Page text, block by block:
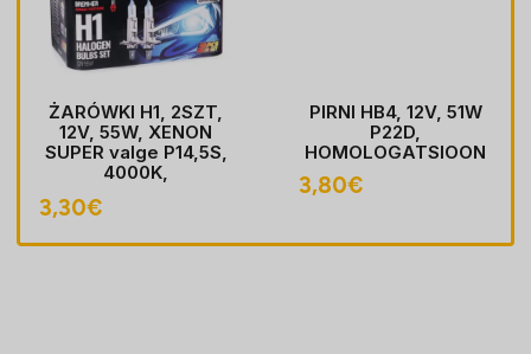
ŻARÓWKI H1, 2SZT,
12V, 55W, XENON
SUPER valge P14,5S,
4000K,
3,30€
PIRNI HB4, 12V, 51W
P22D,
HOMOLOGATSIOON
3,80€